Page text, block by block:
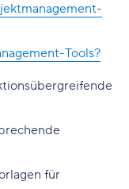
Tools?
für